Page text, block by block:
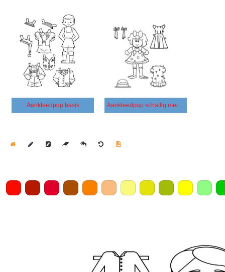
Aankleedpop basis Aankleedpop schattig meisje